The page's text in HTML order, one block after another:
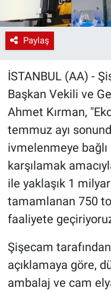
Paylaş
İSTANBUL (AA) -
Başkan Vekili ve
Ahmet Kırman,
temmuz ayı
ivmelenmeye
karşılamak
ile yaklaşık 1 milyar
tamamlanan 750
faaliyete
Şişecam
açıklamaya göre,
ambalaj ve cam